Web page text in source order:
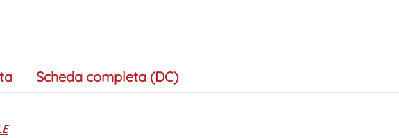
Scheda completa (DC)